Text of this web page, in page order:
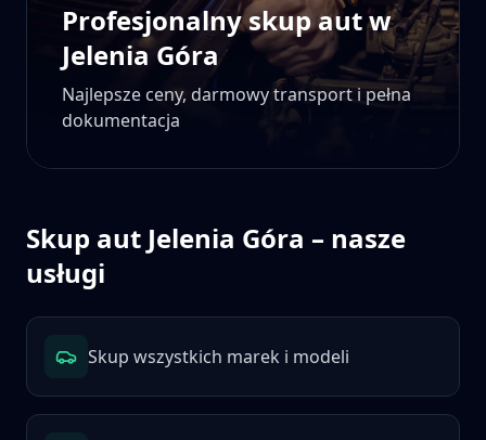
Profesjonalny skup aut w
Jelenia Góra
Najlepsze ceny, darmowy transport i pełna
dokumentacja
Skup aut Jelenia Góra – nasze
usługi
Skup wszystkich marek i modeli